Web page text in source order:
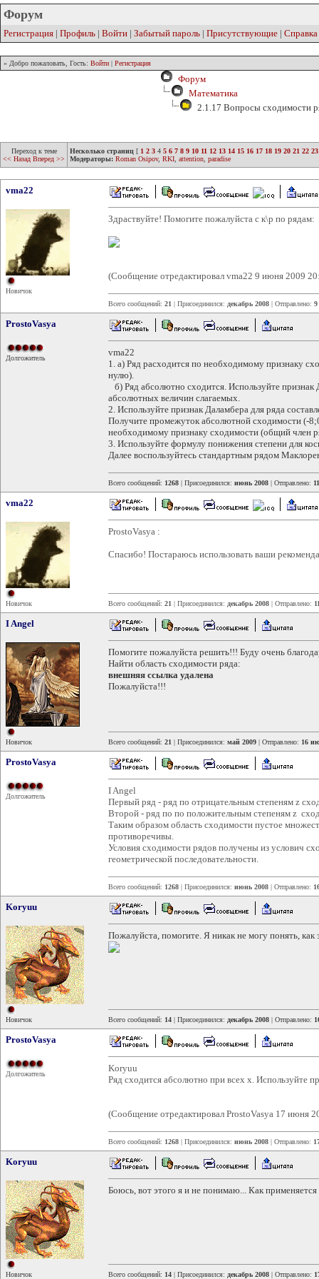
Форум
Регистрация | Профиль | Войти | Забытый пароль | Присутствующие | Справка
» Добро пожаловать, Гость: Войти | Регистрация
Форум
Математика
2.1.17 Вопросы сходимости
Переход к теме
<< Назад Вперед >>
Несколько страниц [ 1 2 3 4 5 6 7 8 9 10 11 12 13 14 15 16 17 18 19 20 21 22 23
Модераторы: Roman Osipov, RKI attention paradise
vma22
Новичок
Здраствуйте! Помогите пожалуйста с к\р по рядам:
(Сообщение отредактировал vma22 9 июня 2009
Всего сообщений: 21 | Присоединился: декабрь 2008 | Отправлено: 9
ProstoVasya
Долгожитель
vma22
1. а) Ряд расходится по необходимому признаку
нулю).
б) Ряд абсолютно сходится. Используйте признак
абсолютных величин слагаемых.
2. Используйте признак Даламбера для ряда
Получите промежуток абсолютной сходимости (-
необходимому признаку сходимости (общий член
3. Используйте формулу понижения степени для
Далее воспользуйтесь стандартным рядом
Всего сообщений: 1268 | Присоединился: июнь 2008 | Отправлено:
vma22
Новичок
ProstoVasya :
Спасибо! Постараюсь использовать ваши
Всего сообщений: 21 | Присоединился: декабрь 2008 | Отправлено:
I Angel
Новичок
Помогите пожалуйста решить!!! Буду очень
Найти область сходимости ряда:
внешняя ссылка удалена
Пожалуйста!!!
Всего сообщений: 21 | Присоединился: май 2009 | Отправлено: 16
ProstoVasya
Долгожитель
I Angel
Первый ряд - ряд по отрицательным степеням z
Второй - ряд по по положительным степеням z
Таким образом область сходимости пустое
противоречивы.
Условия сходимости рядов получены из услович
геометрической последовательности.
Всего сообщений: 1268 | Присоединился: июнь 2008 | Отправлено:
Koryuu
Новичок
Пожалуйста, помогите. Я никак не могу понять, как
Всего сообщений: 14 | Присоединился: декабрь 2008 | Отправлено:
ProstoVasya
Долгожитель
Koryuu
Ряд сходится абсолютно при всех x. Используйте
(Сообщение отредактировал ProstoVasya 17 июня
Всего сообщений: 1268 | Присоединился: июнь 2008 | Отправлено:
Koryuu
Новичок
Боюсь, вот этого я и не понимаю... Как применяется
Всего сообщений: 14 | Присоединился: декабрь 2008 | Отправлено: